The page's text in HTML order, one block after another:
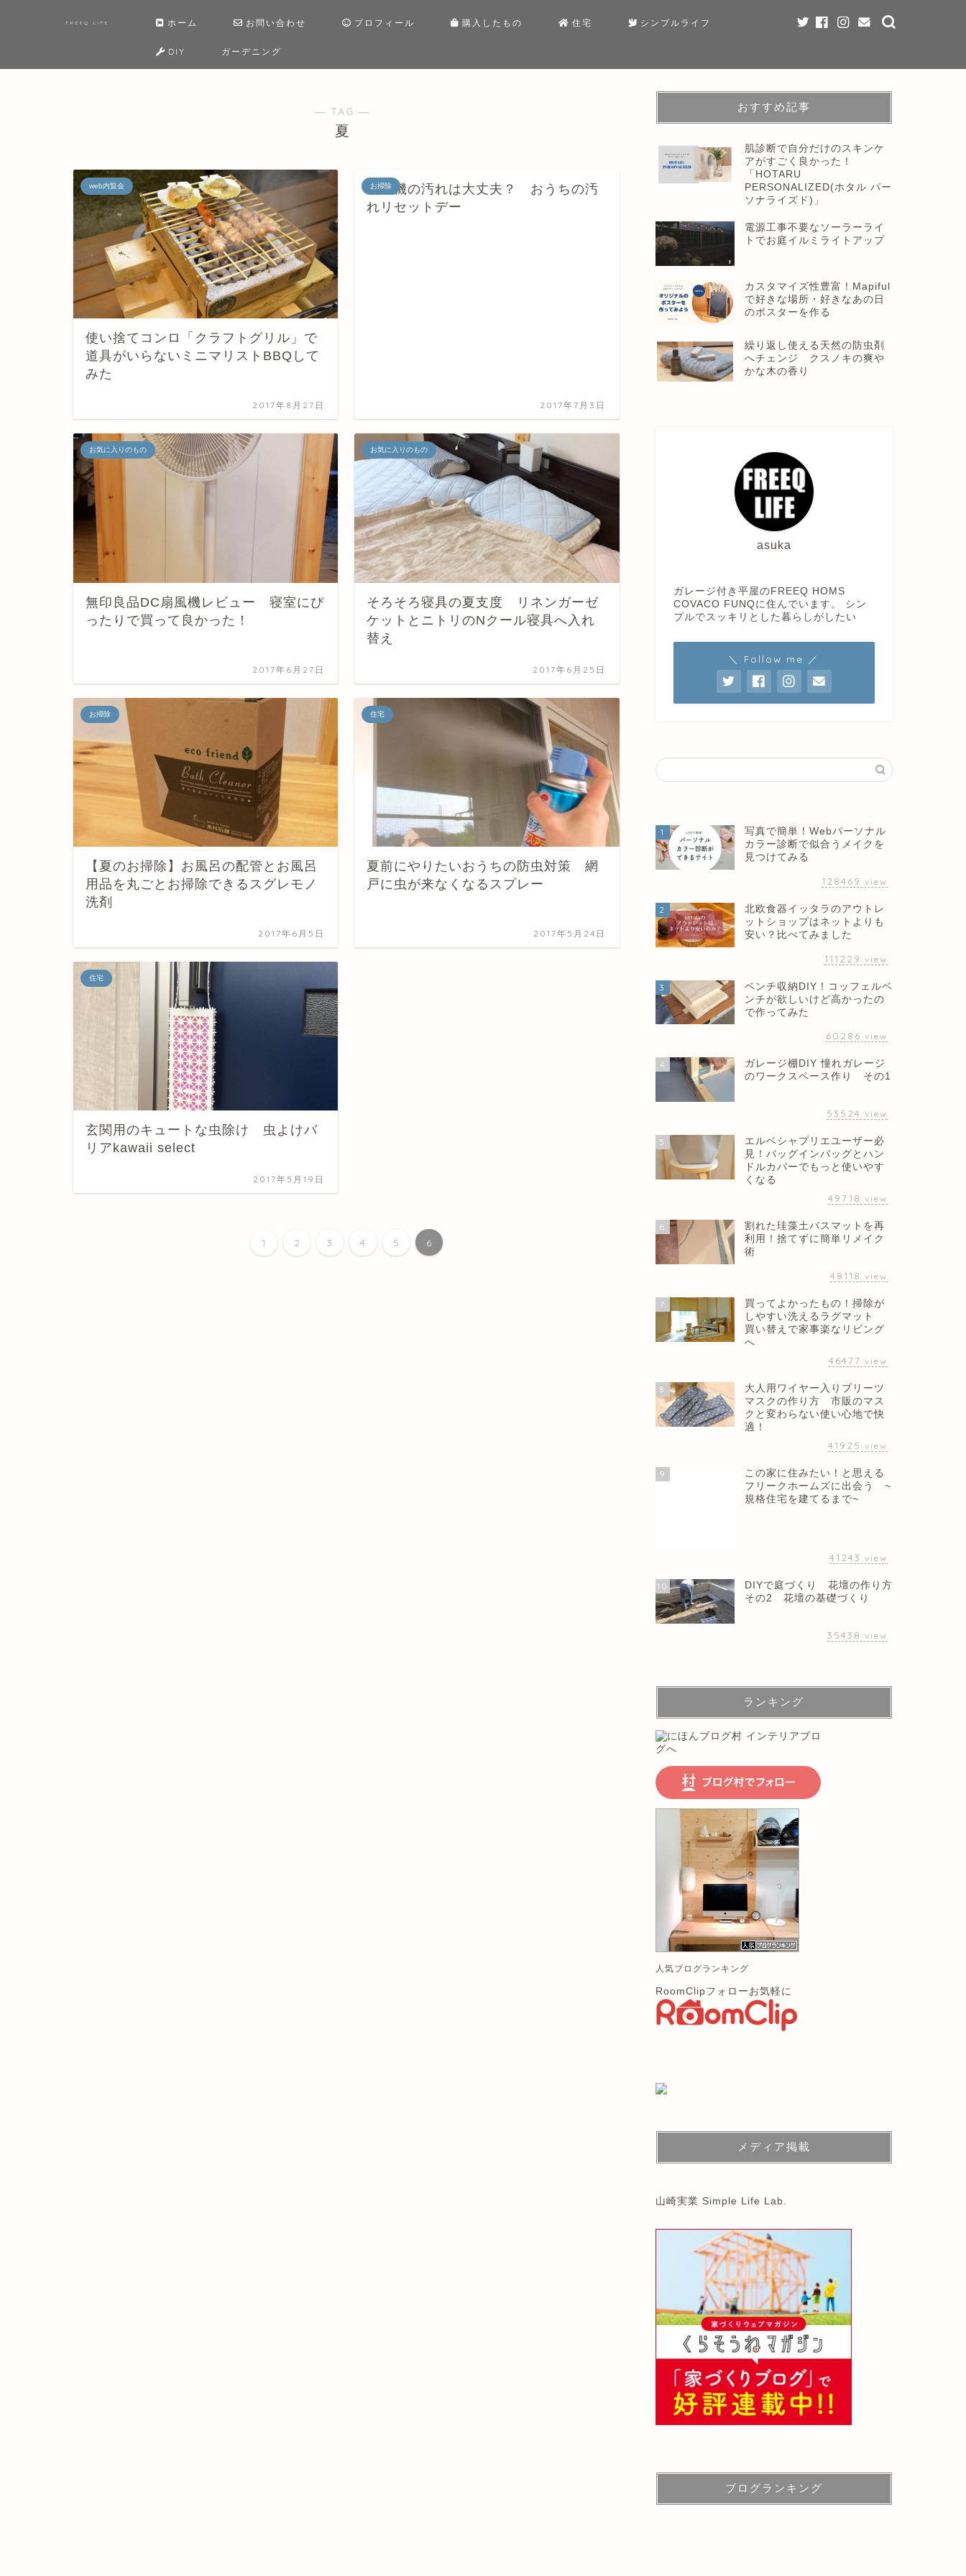
FREEQ LIFE ホーム お問い合わせ プロフィール 購入したもの 住宅 シンプルライフ
DIY ガーデニング
― TAG ―
夏
web内覧会
使い捨てコンロ「クラフトグリル」で
道具がいらないミニマリストBBQして
みた
2017年8月27日
お掃除
扇風機の汚れは大丈夫？ おうちの汚
れリセットデー
2017年7月3日
お気に入りのもの
無印良品DC扇風機レビュー 寝室にぴ
ったりで買って良かった！
2017年6月27日
お気に入りのもの
そろそろ寝具の夏支度 リネンガーゼ
ケットとニトリのNクール寝具へ入れ
替え
2017年6月25日
お掃除
【夏のお掃除】お風呂の配管とお風呂
用品を丸ごとお掃除できるスグレモノ
洗剤
2017年6月5日
住宅
夏前にやりたいおうちの防虫対策 網
戸に虫が来なくなるスプレー
2017年5月24日
住宅
玄関用のキュートな虫除け 虫よけバ
リアkawaii select
2017年5月19日
1 2 3 4 5 6
おすすめ記事
肌診断で自分だけのスキンケ
アがすごく良かった！
「HOTARU
PERSONALIZED(ホタル パー
ソナライズド)」
電源工事不要なソーラーライ
トでお庭イルミライトアップ
カスタマイズ性豊富！Mapiful
で好きな場所・好きなあの日
のポスターを作る
繰り返し使える天然の防虫剤
へチェンジ クスノキの爽や
かな木の香り
asuka
ガレージ付き平屋のFREEQ HOMS
COVACO FUNQに住んでいます。 シン
プルでスッキリとした暮らしがしたい
＼ Follow me ／
1
写真で簡単！Webパーソナル
カラー診断で似合うメイクを
見つけてみる
128469 view
2
北欧食器イッタラのアウトレ
ットショップはネットよりも
安い？比べてみました
111229 view
3
ベンチ収納DIY！コッフェルベ
ンチが欲しいけど高かったの
で作ってみた
60286 view
4
ガレージ棚DIY 憧れガレージ
のワークスペース作り その1
53524 view
5
エルベシャプリエユーザー必
見！バッグインバッグとハン
ドルカバーでもっと使いやす
くなる
49718 view
6
割れた珪藻土バスマットを再
利用！捨てずに簡単リメイク
術
48118 view
7
買ってよかったもの！掃除が
しやすい洗えるラグマット
買い替えで家事楽なリビング
へ
46477 view
8
大人用ワイヤー入りプリーツ
マスクの作り方 市販のマス
クと変わらない使い心地で快
適！
41925 view
9
この家に住みたい！と思える
フリークホームズに出会う ~
規格住宅を建てるまで~
41243 view
10
DIYで庭づくり 花壇の作り方
その2 花壇の基礎づくり
35438 view
ランキング
人気ブログランキング
RoomClipフォローお気軽に
メディア掲載
山崎実業 Simple Life Lab.
ブログランキング